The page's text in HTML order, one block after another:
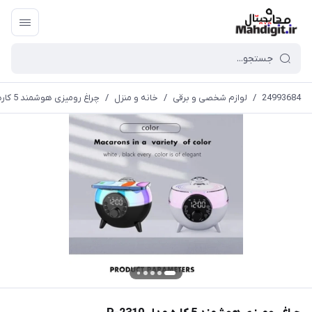
24993684
/ لوازم شخصی و برقی / خانه و منزل / چراغ رومیزی هوشمند 5 کاره مدل P-2310